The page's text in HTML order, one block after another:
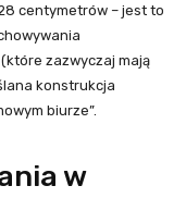
centymetrów – jest to
zazwyczaj mają
konstrukcja
biurze”.
w